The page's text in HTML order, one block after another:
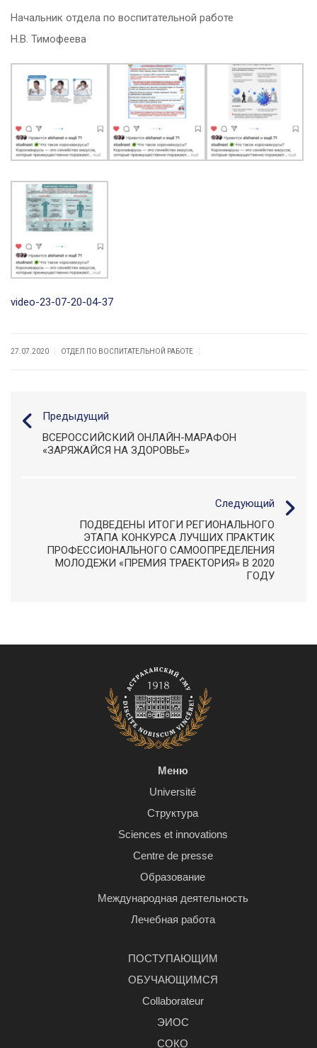
Начальник отдела по воспитательной работе
Н.В. Тимофеева
video-23-07-20-04-37
27.07.2020 ОТДЕЛ ПО ВОСПИТАТЕЛЬНОЙ РАБОТЕ
Предыдущий
ВСЕРОССИЙСКИЙ ОНЛАЙН-МАРАФОН
«ЗАРЯЖАЙСЯ НА ЗДОРОВЬЕ»
Следующий
ПОДВЕДЕНЫ ИТОГИ РЕГИОНАЛЬНОГО
ЭТАПА КОНКУРСА ЛУЧШИХ ПРАКТИК
ПРОФЕССИОНАЛЬНОГО САМООПРЕДЕЛЕНИЯ
МОЛОДЕЖИ «ПРЕМИЯ ТРАЕКТОРИЯ» В 2020
ГОДУ
Меню
Université
Структура
Sciences et innovations
Centre de presse
Образование
Международная деятельность
Лечебная работа
ПОСТУПАЮЩИМ
ОБУЧАЮЩИМСЯ
Сollaborateur
ЭИОС
СОКО